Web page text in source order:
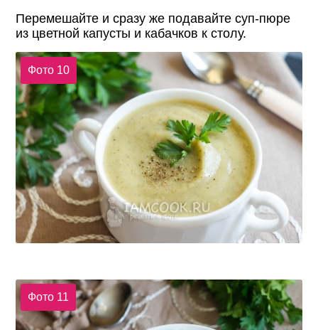
Перемешайте и сразу же подавайте суп-пюре
из цветной капусты и кабачков к столу.
Фото 10
Фото 11